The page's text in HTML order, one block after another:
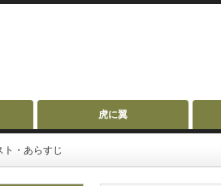
虎に翼
・あらすじ